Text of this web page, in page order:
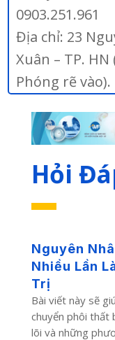
0903.251.961
Địa chỉ: 23
Xuân – TP.
Phóng rẽ vào).
Hỏi
Nguyên
Nhiều Lần
Trị
Bài viết này sẽ
chuyển phôi thất
lõi và những